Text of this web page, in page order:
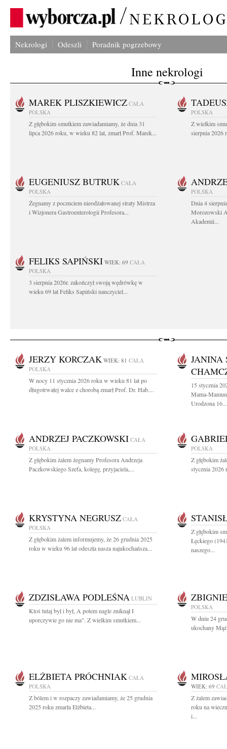
Nekrologi Odeszli Poradnik pogrzebowy
Inne nekrologi
MAREK PLISZKIEWICZ CAŁA
POLSKA
Z głębokim smutkiem zawiadamiamy, że dnia 31
lipca 2026 roku, w wieku 82 lat, zmarł Prof. Marek...
POLSKA
Z wielkim
sierpnia 2026
EUGENIUSZ BUTRUK CAŁA
POLSKA
Żegnamy z poczuciem nieodżałowanej straty Mistrza
i Wizjonera Gastroenterologii Profesora...
POLSKA
Dnia 4
Morozowski
Akademii...
FELIKS SAPIŃSKI WIEK: 69 CAŁA
POLSKA
3 sierpnia 2026r. zakończył swoją wędrówkę w
wieku 69 lat Feliks Sapiński nauczyciel...
JERZY KORCZAK WIEK: 81 CAŁA
POLSKA
W nocy 11 stycznia 2026 roku w wieku 81 lat po
długotrwałej walce z chorobą zmarł Prof. Dr. Hab....
JANINA
15 stycznia
Mama-
Urodzona 16...
ANDRZEJ PACZKOWSKI CAŁA
POLSKA
Z głębokim żalem żegnamy Profesora Andrzeja
Paczkowskiego Szefa, kolegę, przyjaciela,...
POLSKA
Z głębokim
stycznia 2026
KRYSTYNA NEGRUSZ CAŁA
POLSKA
Z głębokim żalem informujemy, że 26 grudnia 2025
roku w wieku 96 lat odeszła nasza najukochańsza...
Z głębokim
Łęckiego
naszego...
ZDZISŁAWA PODLEŚNA LUBLIN
Ktoś tutaj był i był, A potem nagle zniknął I
uporczywie go nie ma". Z wielkim smutkiem...
POLSKA
W dniu 24
ukochany
ELŻBIETA PRÓCHNIAK CAŁA
POLSKA
Z bólem i w rozpaczy zawiadamiamy, że 25 grudnia
2025 roku zmarła Elżbieta...
WIEK: 69
Z żalem
roku na
i...